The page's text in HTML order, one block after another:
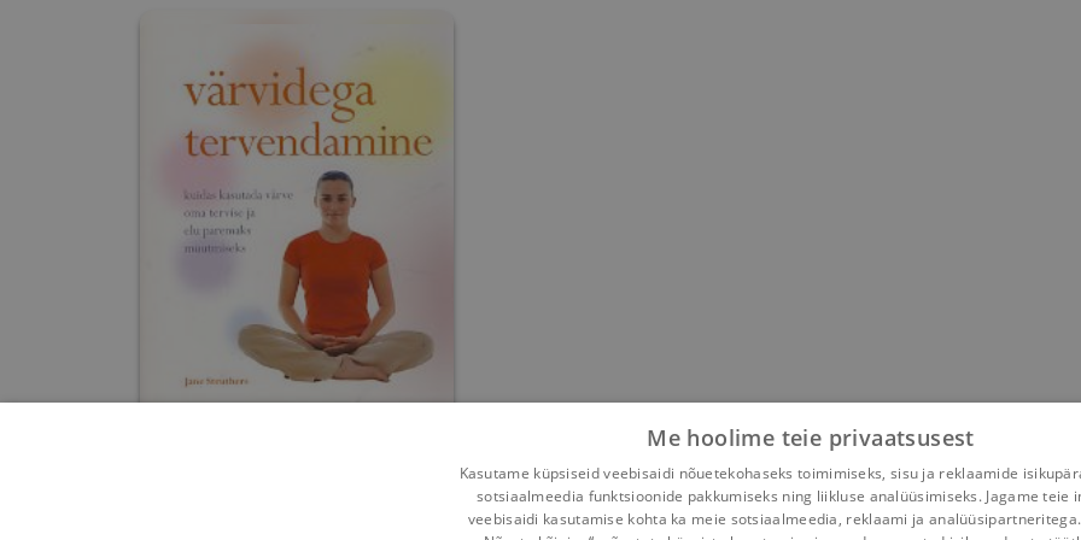
Me hoolime teie privaatsusest
Kasutame küpsiseid veebisaidi nõuetekohaseks toimimiseks, sisu ja reklaamide
sotsiaalmeedia funktsioonide pakkumiseks ning liikluse analüüsimiseks. Jagame teie
veebisaidi kasutamise kohta ka meie sotsiaalmeedia, reklaami ja